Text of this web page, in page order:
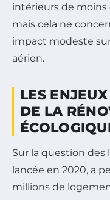
intérieurs de moins
mais cela ne
impact modeste
aérien.
LES
DE LA
Sur la question des
lancée en 2020, a
millions de